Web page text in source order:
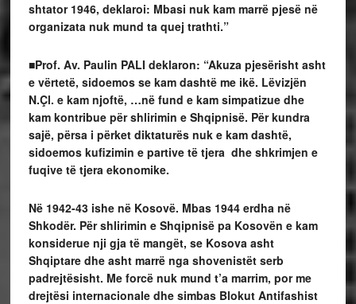
shtator 1946, deklaroi: Mbasi nuk kam marrë pjesë në
organizata nuk mund ta quej trathti.”
■Prof. Av. Paulin PALI deklaron: “Akuza pjesërisht asht
e vërtetë, sidoemos se kam dashtë me ikë. Lëvizjën
N.Çl. e kam njoftë, …në fund e kam simpatizue dhe
kam kontribue për shlirimin e Shqipnisë. Për kundra
sajë, përsa i përket diktaturës nuk e kam dashtë,
sidoemos kufizimin e partive të tjera dhe shkrimjen e
fuqive të tjera ekonomike.
Në 1942-43 ishe në Kosovë. Mbas 1944 erdha në
Shkodër. Për shlirimin e Shqipnisë pa Kosovën e kam
konsiderue nji gja të mangët, se Kosova asht
Shqiptare dhe asht marrë nga shovenistët serb
padrejtësisht. Me forcë nuk mund t’a marrim, por me
drejtësi internacionale dhe simbas Blokut Antifashist